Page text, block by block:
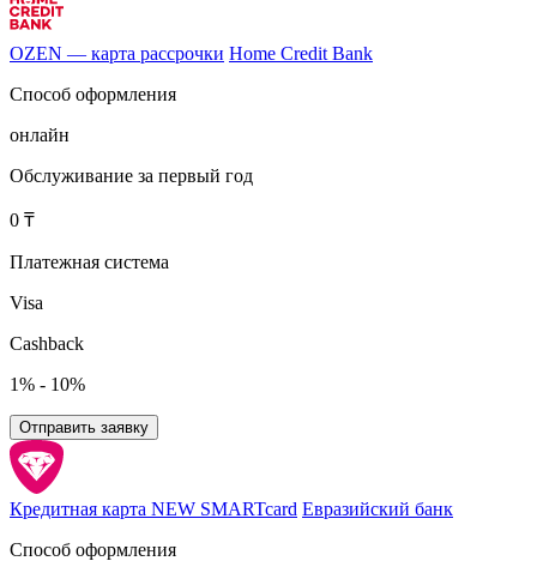
OZEN — карта рассрочки Home Credit Bank
Способ оформления
онлайн
Обслуживание за первый год
0 ₸
Платежная система
Visa
Cashback
1% - 10%
Отправить заявку
Кредитная карта NEW SMARTcard Евразийский банк
Способ оформления